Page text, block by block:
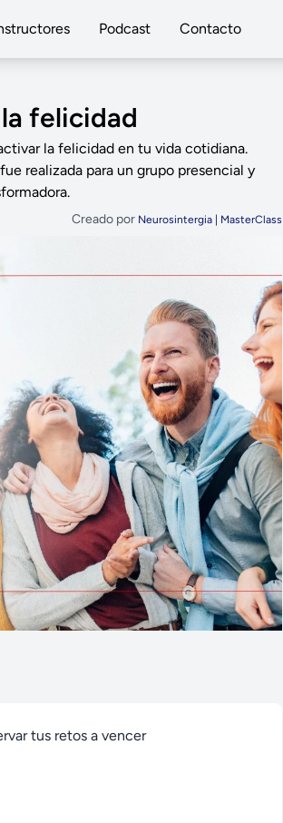
Podcast Contacto
felicidad
la felicidad en tu vida cotidiana.
realizada para un grupo presencial y
Creado por Neurosintergia | MasterClass
tus retos a vencer